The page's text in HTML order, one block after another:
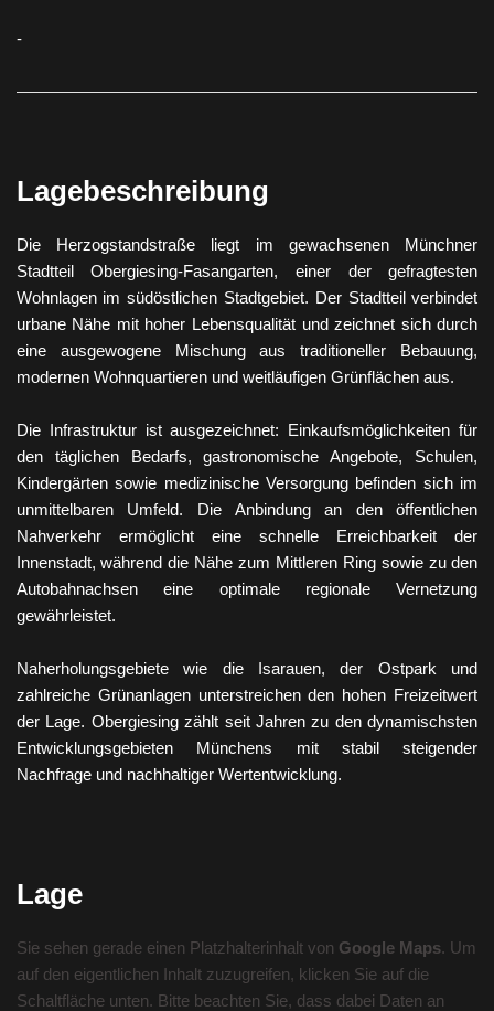
-
Lagebeschreibung
Die Herzogstandstraße liegt im gewachsenen Münchner
Stadtteil Obergiesing-Fasangarten, einer der gefragtesten
Wohnlagen im südöstlichen Stadtgebiet. Der Stadtteil verbindet
urbane Nähe mit hoher Lebensqualität und zeichnet sich durch
eine ausgewogene Mischung aus traditioneller Bebauung,
modernen Wohnquartieren und weitläufigen Grünflächen aus.
Die Infrastruktur ist ausgezeichnet: Einkaufsmöglichkeiten für
den täglichen Bedarfs, gastronomische Angebote, Schulen,
Kindergärten sowie medizinische Versorgung befinden sich im
unmittelbaren Umfeld. Die Anbindung an den öffentlichen
Nahverkehr ermöglicht eine schnelle Erreichbarkeit der
Innenstadt, während die Nähe zum Mittleren Ring sowie zu den
Autobahnachsen eine optimale regionale Vernetzung
gewährleistet.
Naherholungsgebiete wie die Isarauen, der Ostpark und
zahlreiche Grünanlagen unterstreichen den hohen Freizeitwert
der Lage. Obergiesing zählt seit Jahren zu den dynamischsten
Entwicklungsgebieten Münchens mit stabil steigender
Nachfrage und nachhaltiger Wertentwicklung.
Lage
Sie sehen gerade einen Platzhalterinhalt von Google Maps. Um
auf den eigentlichen Inhalt zuzugreifen, klicken Sie auf die
Schaltfläche unten. Bitte beachten Sie, dass dabei Daten an